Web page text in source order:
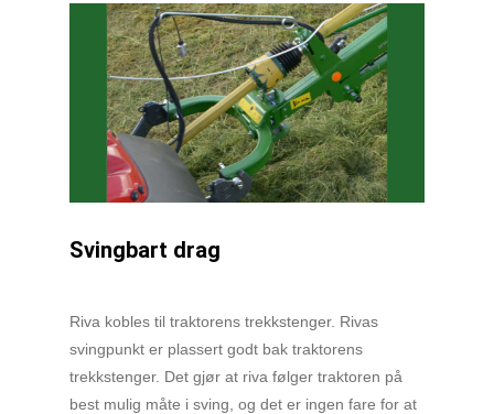
Svingbart drag
Riva kobles til traktorens trekkstenger. Rivas
svingpunkt er plassert godt bak traktorens
trekkstenger. Det gjør at riva følger traktoren på
best mulig måte i sving, og det er ingen fare for at